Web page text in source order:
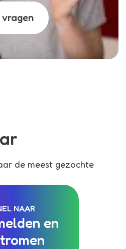
de meest gezochte
NAAR
en